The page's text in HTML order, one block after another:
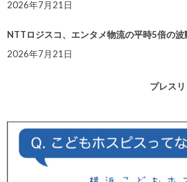
2026年7月21日
NTTロジスコ、エンタメ物流の平時5倍の
2026年7月21日
プレス